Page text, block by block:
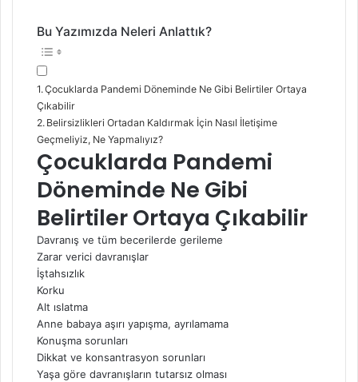
Bu Yazımızda Neleri Anlattık?
Çocuklarda Pandemi Döneminde Ne Gibi Belirtiler Ortaya
Çıkabilir
Belirsizlikleri Ortadan Kaldırmak İçin Nasıl İletişime
Geçmeliyiz, Ne Yapmalıyız?
Çocuklarda Pandemi
Döneminde Ne Gibi
Belirtiler Ortaya Çıkabilir
Davranış ve tüm becerilerde gerileme
Zarar verici davranışlar
İştahsızlık
Korku
Alt ıslatma
Anne babaya aşırı yapışma, ayrılamama
Konuşma sorunları
Dikkat ve konsantrasyon sorunları
Yaşa göre davranışların tutarsız olması